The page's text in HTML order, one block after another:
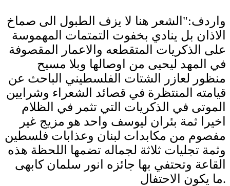
واردف:"الشعر هنا لا يزف الطبول الى صماخ
الاذان بل ينادي بخفوت التمتمات المهموسة
على الذكريات المتقطعه والاعمار المقصوفة
في المهد ليحيى من اوصالها وبلا مسيح
منظور لعازر الشتات الفلسطيني الباحث عن
قيامته المنتظرة في قصائد الشعراء وشرايين
الموتى في الذكريات التي تثمر في الظلام
اخيرا ثمة بئران ليوسف واحد هو مزيج غير
مفصوم من مكابدات لبنان وعذابات فلسطين
وثمة تجليات ثلاثة لجماله تضمها اللحظة هذه
القاعة وتحتفي بها جائزه انور سلمان كابهى
ما يكون الاحتفال.